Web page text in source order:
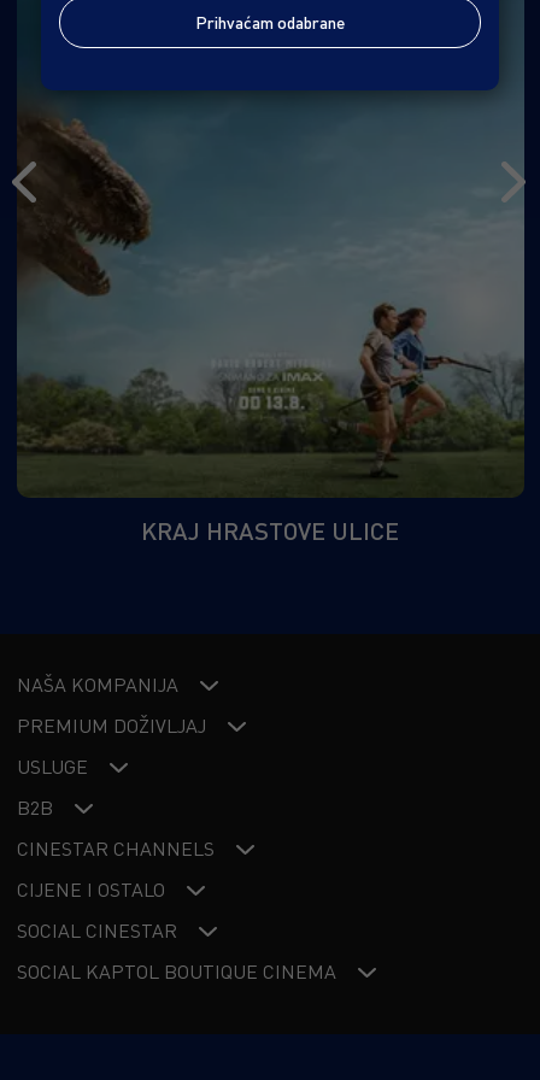
KRAJ HRASTOVE ULICE
NAŠA KOMPANIJA
PREMIUM DOŽIVLJAJ
USLUGE
B2B
CINESTAR CHANNELS
CIJENE I OSTALO
SOCIAL CINESTAR
SOCIAL KAPTOL BOUTIQUE CINEMA
Prihvaćam odabrane